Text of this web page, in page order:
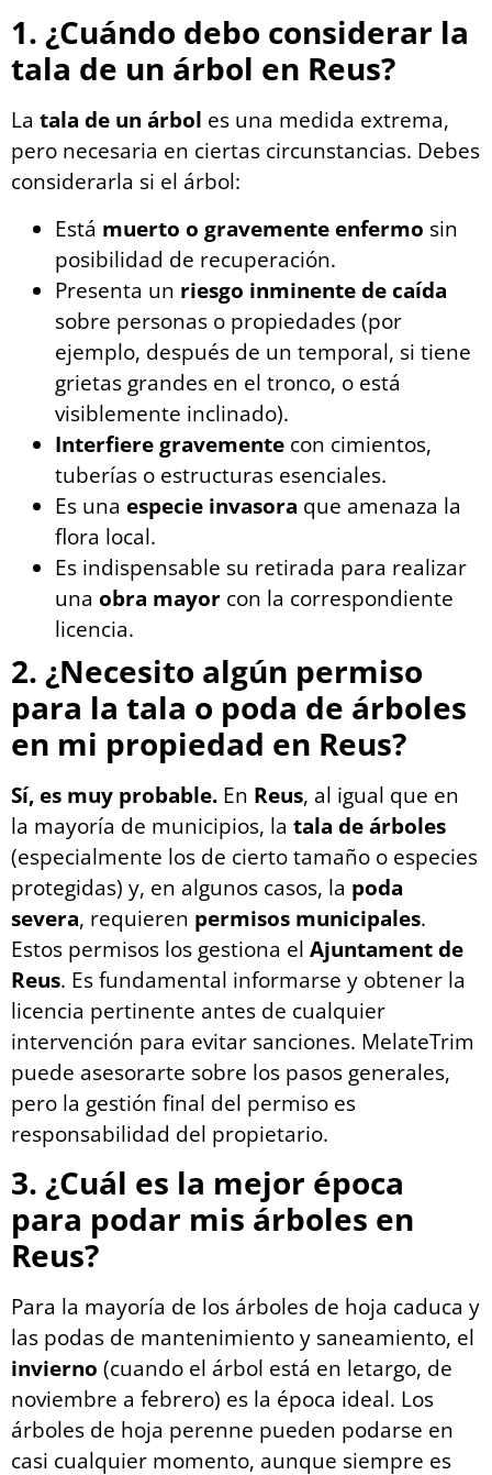
1. ¿Cuándo debo considerar la
tala de un árbol en Reus?
La tala de un árbol es una medida extrema,
pero necesaria en ciertas circunstancias. Debes
considerarla si el árbol:
Está muerto o gravemente enfermo sin
posibilidad de recuperación.
Presenta un riesgo inminente de caída
sobre personas o propiedades (por
ejemplo, después de un temporal, si tiene
grietas grandes en el tronco, o está
visiblemente inclinado).
Interfiere gravemente con cimientos,
tuberías o estructuras esenciales.
Es una especie invasora que amenaza la
flora local.
Es indispensable su retirada para realizar
una obra mayor con la correspondiente
licencia.
2. ¿Necesito algún permiso
para la tala o poda de árboles
en mi propiedad en Reus?
Sí, es muy probable. En Reus, al igual que en
la mayoría de municipios, la tala de árboles
(especialmente los de cierto tamaño o especies
protegidas) y, en algunos casos, la poda
severa, requieren permisos municipales.
Estos permisos los gestiona el Ajuntament de
Reus. Es fundamental informarse y obtener la
licencia pertinente antes de cualquier
intervención para evitar sanciones. MelateTrim
puede asesorarte sobre los pasos generales,
pero la gestión final del permiso es
responsabilidad del propietario.
3. ¿Cuál es la mejor época
para podar mis árboles en
Reus?
Para la mayoría de los árboles de hoja caduca y
las podas de mantenimiento y saneamiento, el
invierno (cuando el árbol está en letargo, de
noviembre a febrero) es la época ideal. Los
árboles de hoja perenne pueden podarse en
casi cualquier momento, aunque siempre es